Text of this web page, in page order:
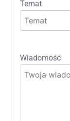
Temat
Wiadomość